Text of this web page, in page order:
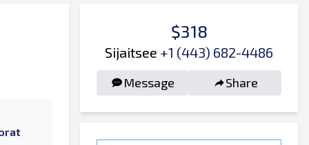
$318
Sijaitsee +1 (443) 682-4486
Message Share